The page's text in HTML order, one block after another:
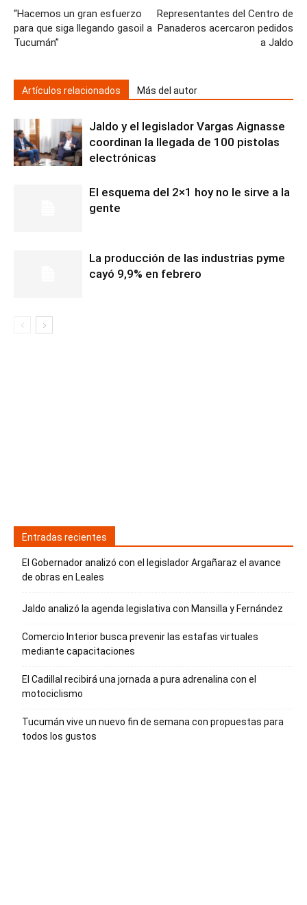
“Hacemos un gran esfuerzo
para que siga llegando gasoil a
Tucumán”
Representantes del Centro de
Panaderos acercaron pedidos
a Jaldo
Artículos relacionados Más del autor
Jaldo y el legislador Vargas Aignasse
coordinan la llegada de 100 pistolas
electrónicas
El esquema del 2×1 hoy no le sirve a la
gente
La producción de las industrias pyme
cayó 9,9% en febrero
Entradas recientes
El Gobernador analizó con el legislador Argañaraz el avance
de obras en Leales
Jaldo analizó la agenda legislativa con Mansilla y Fernández
Comercio Interior busca prevenir las estafas virtuales
mediante capacitaciones
El Cadillal recibirá una jornada a pura adrenalina con el
motociclismo
Tucumán vive un nuevo fin de semana con propuestas para
todos los gustos